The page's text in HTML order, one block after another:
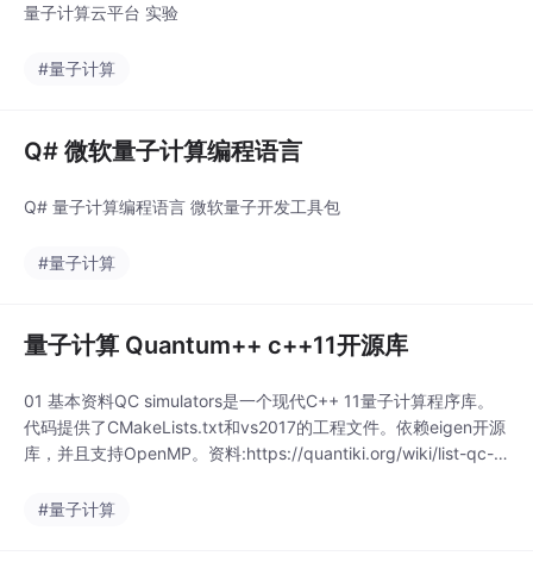
量子计算云平台 实验
#量子计算
Q# 微软量子计算编程语言
Q# 量子计算编程语言 微软量子开发工具包
#量子计算
量子计算 Quantum++ c++11开源库
01 基本资料QC simulators是一个现代C++ 11量子计算程序库。
代码提供了CMakeLists.txt和vs2017的工程文件。依赖eigen开源
库，并且支持OpenMP。资料:https://quantiki.org/wiki/list-qc-si
eigen官...
#量子计算